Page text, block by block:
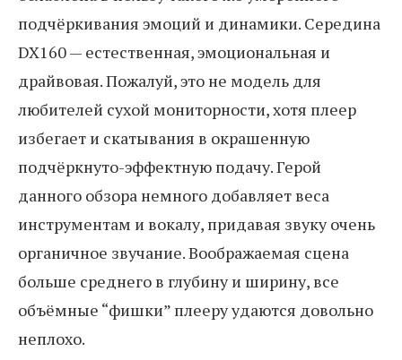
подчёркивания эмоций и динамики. Середина
DX160 — естественная, эмоциональная и
драйвовая. Пожалуй, это не модель для
любителей сухой мониторности, хотя плеер
избегает и скатывания в окрашенную
подчёркнуто-эффектную подачу. Герой
данного обзора немного добавляет веса
инструментам и вокалу, придавая звуку очень
органичное звучание. Воображаемая сцена
больше среднего в глубину и ширину, все
объёмные “фишки” плееру удаются довольно
неплохо.